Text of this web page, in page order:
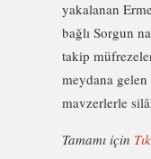
yakalanan
bağlı Sorgun
takip
meydana
mavzerlerle
Tamamı için